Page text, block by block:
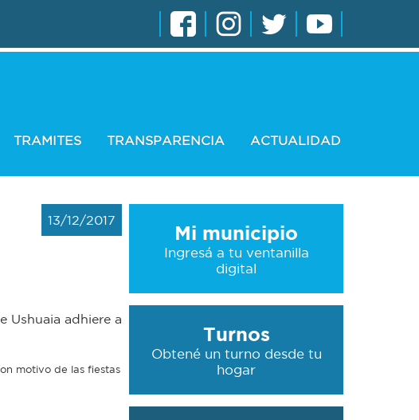
TRAMITES TRANSPARENCIA ACTUALIDAD
13/12/2017
Ushuaia adhiere a
motivo de las fiestas
Mi municipio
Ingresá a tu ventanilla
digital
Turnos
Obtené un turno desde tu
hogar